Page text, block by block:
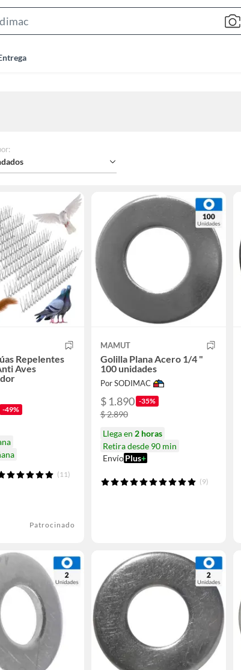
Bar
:
Repelentes
Aves
-49%
(11)
Patrocinado
MAMUT
Golilla Plana Acero 1/4 "
100 unidades
Por SODIMAC
$ 1.890 -35%
$ 2.890
Llega en 2 horas
Retira desde 90 min
Envío Plus+
(9)